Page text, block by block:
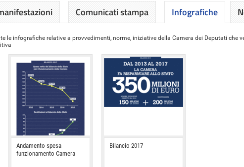
Comunicati stampa Infografiche
le infografiche relative a provvedimenti, norme, iniziative della Camera dei Deputati che
Andamento spesa
funzionamento Camera
Bilancio 2017